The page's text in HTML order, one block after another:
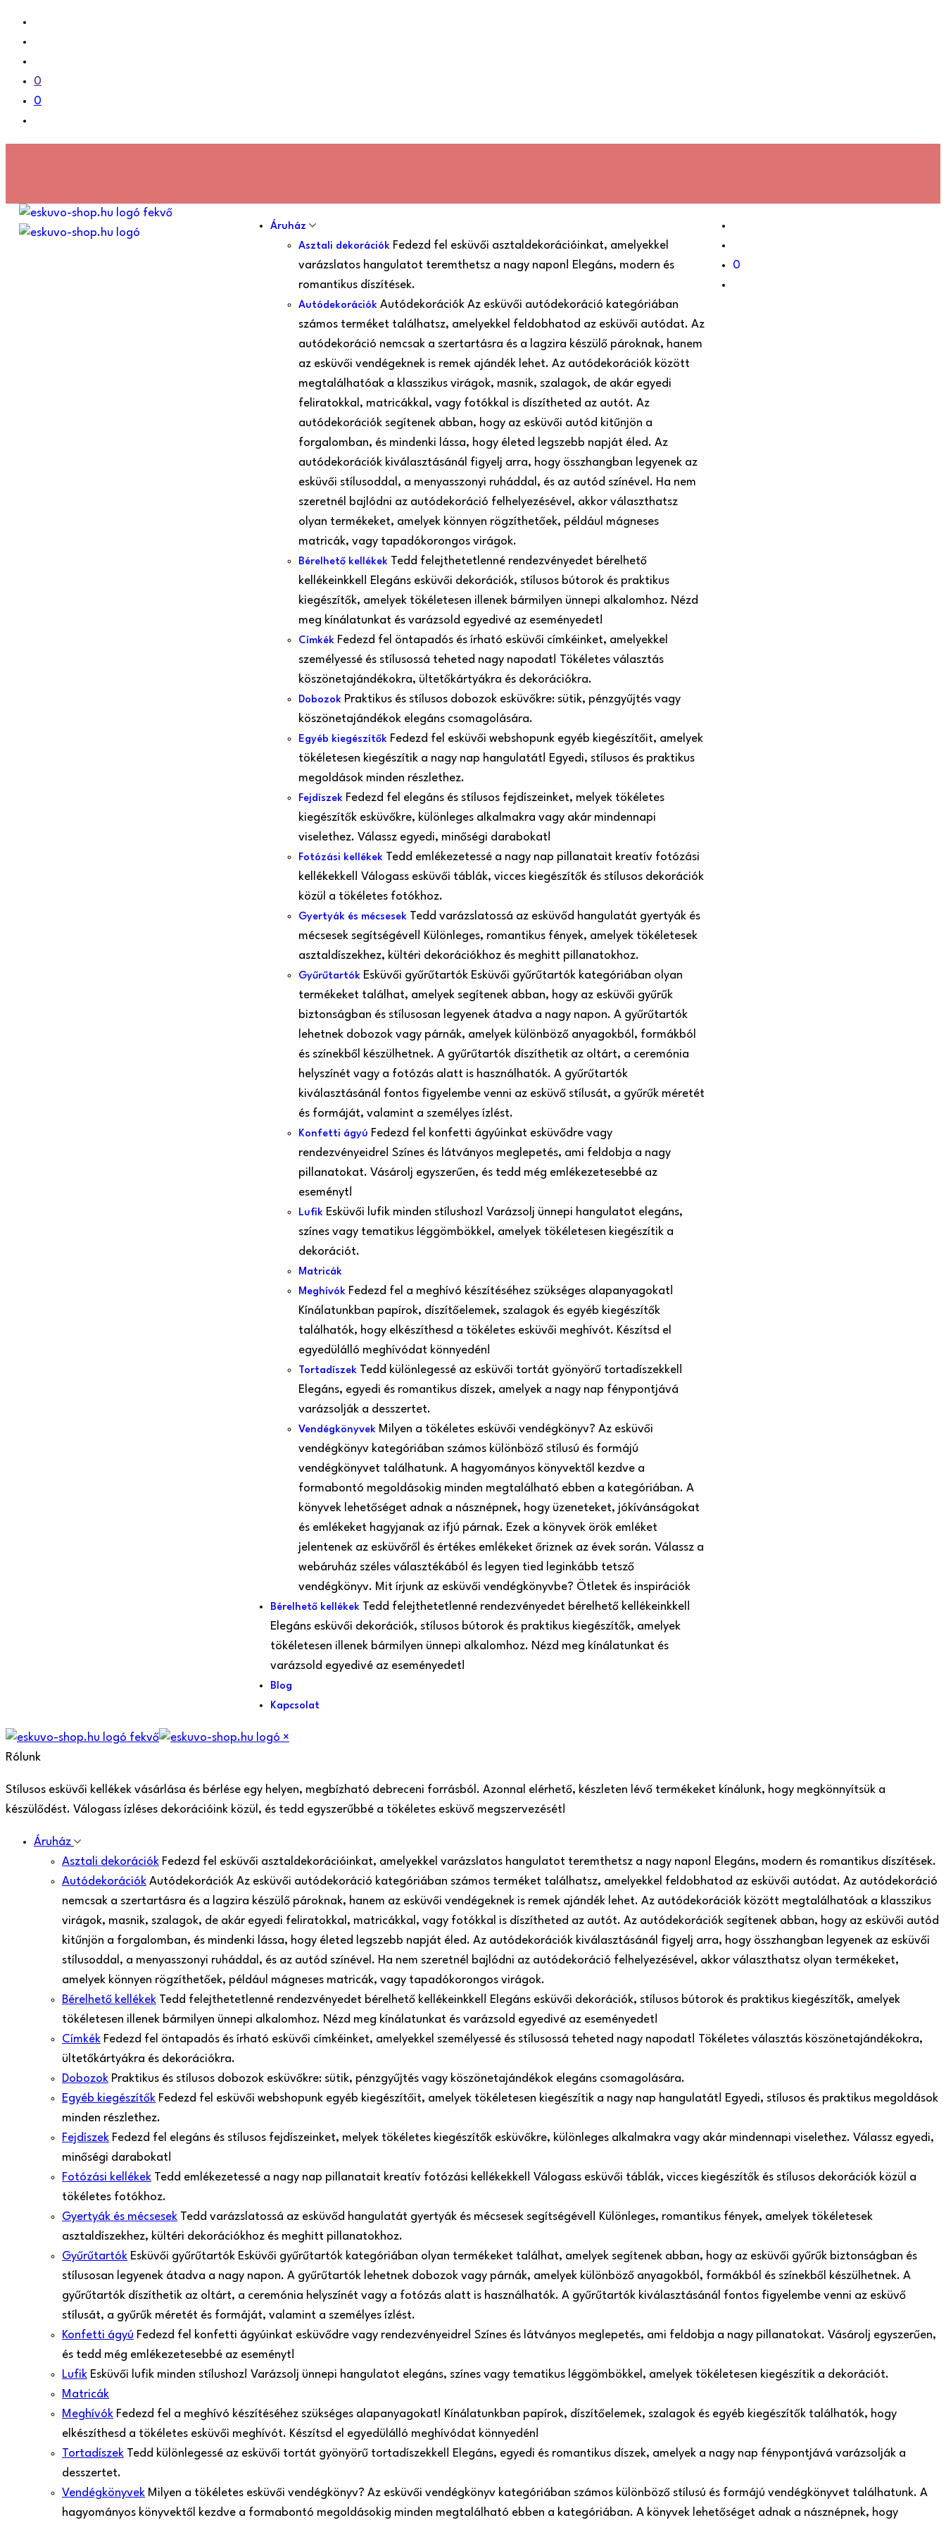
0
0
Áruház
Asztali dekorációk Fedezd fel esküvői asztaldekorációinkat, amelyekkel
varázslatos hangulatot teremthetsz a nagy napon! Elegáns, modern és
romantikus díszítések.
Autódekorációk Autódekorációk Az esküvői autódekoráció kategóriában
számos terméket találhatsz, amelyekkel feldobhatod az esküvői autódat. Az
autódekoráció nemcsak a szertartásra és a lagzira készülő pároknak, hanem
az esküvői vendégeknek is remek ajándék lehet. Az autódekorációk között
megtalálhatóak a klasszikus virágok, masnik, szalagok, de akár egyedi
feliratokkal, matricákkal, vagy fotókkal is díszítheted az autót. Az
autódekorációk segítenek abban, hogy az esküvői autód kitűnjön a
forgalomban, és mindenki lássa, hogy életed legszebb napját éled. Az
autódekorációk kiválasztásánál figyelj arra, hogy összhangban legyenek az
esküvői stílusoddal, a menyasszonyi ruháddal, és az autód színével. Ha nem
szeretnél bajlódni az autódekoráció felhelyezésével, akkor választhatsz
olyan termékeket, amelyek könnyen rögzíthetőek, például mágneses
matricák, vagy tapadókorongos virágok.
Bérelhető kellékek Tedd felejthetetlenné rendezvényedet bérelhető
kellékeinkkel! Elegáns esküvői dekorációk, stílusos bútorok és praktikus
kiegészítők, amelyek tökéletesen illenek bármilyen ünnepi alkalomhoz. Nézd
meg kínálatunkat és varázsold egyedivé az eseményedet!
Címkék Fedezd fel öntapadós és írható esküvői címkéinket, amelyekkel
személyessé és stílusossá teheted nagy napodat! Tökéletes választás
köszönetajándékokra, ültetőkártyákra és dekorációkra.
Dobozok Praktikus és stílusos dobozok esküvőkre: sütik, pénzgyűjtés vagy
köszönetajándékok elegáns csomagolására.
Egyéb kiegészítők Fedezd fel esküvői webshopunk egyéb kiegészítőit, amelyek
tökéletesen kiegészítik a nagy nap hangulatát! Egyedi, stílusos és praktikus
megoldások minden részlethez.
Fejdíszek Fedezd fel elegáns és stílusos fejdíszeinket, melyek tökéletes
kiegészítők esküvőkre, különleges alkalmakra vagy akár mindennapi
viselethez. Válassz egyedi, minőségi darabokat!
Fotózási kellékek Tedd emlékezetessé a nagy nap pillanatait kreatív fotózási
kellékekkel! Válogass esküvői táblák, vicces kiegészítők és stílusos dekorációk
közül a tökéletes fotókhoz.
Gyertyák és mécsesek Tedd varázslatossá az esküvőd hangulatát gyertyák és
mécsesek segítségével! Különleges, romantikus fények, amelyek tökéletesek
asztaldíszekhez, kültéri dekorációkhoz és meghitt pillanatokhoz.
Gyűrűtartók Esküvői gyűrűtartók Esküvői gyűrűtartók kategóriában olyan
termékeket találhat, amelyek segítenek abban, hogy az esküvői gyűrűk
biztonságban és stílusosan legyenek átadva a nagy napon. A gyűrűtartók
lehetnek dobozok vagy párnák, amelyek különböző anyagokból, formákból
és színekből készülhetnek. A gyűrűtartók díszíthetik az oltárt, a ceremónia
helyszínét vagy a fotózás alatt is használhatók. A gyűrűtartók
kiválasztásánál fontos figyelembe venni az esküvő stílusát, a gyűrűk méretét
és formáját, valamint a személyes ízlést.
Konfetti ágyú Fedezd fel konfetti ágyúinkat esküvődre vagy
rendezvényeidre! Színes és látványos meglepetés, ami feldobja a nagy
pillanatokat. Vásárolj egyszerűen, és tedd még emlékezetesebbé az
eseményt!
Lufik Esküvői lufik minden stílushoz! Varázsolj ünnepi hangulatot elegáns,
színes vagy tematikus léggömbökkel, amelyek tökéletesen kiegészítik a
dekorációt.
Matricák
Meghívók Fedezd fel a meghívó készítéséhez szükséges alapanyagokat!
Kínálatunkban papírok, díszítőelemek, szalagok és egyéb kiegészítők
találhatók, hogy elkészíthesd a tökéletes esküvői meghívót. Készítsd el
egyedülálló meghívódat könnyedén!
Tortadíszek Tedd különlegessé az esküvői tortát gyönyörű tortadíszekkel!
Elegáns, egyedi és romantikus díszek, amelyek a nagy nap fénypontjává
varázsolják a desszertet.
Vendégkönyvek Milyen a tökéletes esküvői vendégkönyv? Az esküvői
vendégkönyv kategóriában számos különböző stílusú és formájú
vendégkönyvet találhatunk. A hagyományos könyvektől kezdve a
formabontó megoldásokig minden megtalálható ebben a kategóriában. A
könyvek lehetőséget adnak a násznépnek, hogy üzeneteket, jókívánságokat
és emlékeket hagyjanak az ifjú párnak. Ezek a könyvek örök emléket
jelentenek az esküvőről és értékes emlékeket őriznek az évek során. Válassz a
webáruház széles választékából és legyen tied leginkább tetsző
vendégkönyv. Mit írjunk az esküvői vendégkönyvbe? Ötletek és inspirációk
Bérelhető kellékek Tedd felejthetetlenné rendezvényedet bérelhető kellékeinkkel!
Elegáns esküvői dekorációk, stílusos bútorok és praktikus kiegészítők, amelyek
tökéletesen illenek bármilyen ünnepi alkalomhoz. Nézd meg kínálatunkat és
varázsold egyedivé az eseményedet!
Blog
Kapcsolat
0
×
Rólunk
Stílusos esküvői kellékek vásárlása és bérlése egy helyen, megbízható debreceni forrásból. Azonnal elérhető, készleten lévő termékeket kínálunk, hogy megkönnyítsük a
készülődést. Válogass ízléses dekorációink közül, és tedd egyszerűbbé a tökéletes esküvő megszervezését!
Áruház
Asztali dekorációk Fedezd fel esküvői asztaldekorációinkat, amelyekkel varázslatos hangulatot teremthetsz a nagy napon! Elegáns, modern és romantikus díszítések.
Autódekorációk Autódekorációk Az esküvői autódekoráció kategóriában számos terméket találhatsz, amelyekkel feldobhatod az esküvői autódat. Az autódekoráció
nemcsak a szertartásra és a lagzira készülő pároknak, hanem az esküvői vendégeknek is remek ajándék lehet. Az autódekorációk között megtalálhatóak a klasszikus
virágok, masnik, szalagok, de akár egyedi feliratokkal, matricákkal, vagy fotókkal is díszítheted az autót. Az autódekorációk segítenek abban, hogy az esküvői autód
kitűnjön a forgalomban, és mindenki lássa, hogy életed legszebb napját éled. Az autódekorációk kiválasztásánál figyelj arra, hogy összhangban legyenek az esküvői
stílusoddal, a menyasszonyi ruháddal, és az autód színével. Ha nem szeretnél bajlódni az autódekoráció felhelyezésével, akkor választhatsz olyan termékeket,
amelyek könnyen rögzíthetőek, például mágneses matricák, vagy tapadókorongos virágok.
Bérelhető kellékek Tedd felejthetetlenné rendezvényedet bérelhető kellékeinkkel! Elegáns esküvői dekorációk, stílusos bútorok és praktikus kiegészítők, amelyek
tökéletesen illenek bármilyen ünnepi alkalomhoz. Nézd meg kínálatunkat és varázsold egyedivé az eseményedet!
Címkék Fedezd fel öntapadós és írható esküvői címkéinket, amelyekkel személyessé és stílusossá teheted nagy napodat! Tökéletes választás köszönetajándékokra,
ültetőkártyákra és dekorációkra.
Dobozok Praktikus és stílusos dobozok esküvőkre: sütik, pénzgyűjtés vagy köszönetajándékok elegáns csomagolására.
Egyéb kiegészítők Fedezd fel esküvői webshopunk egyéb kiegészítőit, amelyek tökéletesen kiegészítik a nagy nap hangulatát! Egyedi, stílusos és praktikus megoldások
minden részlethez.
Fejdíszek Fedezd fel elegáns és stílusos fejdíszeinket, melyek tökéletes kiegészítők esküvőkre, különleges alkalmakra vagy akár mindennapi viselethez. Válassz egyedi,
minőségi darabokat!
Fotózási kellékek Tedd emlékezetessé a nagy nap pillanatait kreatív fotózási kellékekkel! Válogass esküvői táblák, vicces kiegészítők és stílusos dekorációk közül a
tökéletes fotókhoz.
Gyertyák és mécsesek Tedd varázslatossá az esküvőd hangulatát gyertyák és mécsesek segítségével! Különleges, romantikus fények, amelyek tökéletesek
asztaldíszekhez, kültéri dekorációkhoz és meghitt pillanatokhoz.
Gyűrűtartók Esküvői gyűrűtartók Esküvői gyűrűtartók kategóriában olyan termékeket találhat, amelyek segítenek abban, hogy az esküvői gyűrűk biztonságban és
stílusosan legyenek átadva a nagy napon. A gyűrűtartók lehetnek dobozok vagy párnák, amelyek különböző anyagokból, formákból és színekből készülhetnek. A
gyűrűtartók díszíthetik az oltárt, a ceremónia helyszínét vagy a fotózás alatt is használhatók. A gyűrűtartók kiválasztásánál fontos figyelembe venni az esküvő
stílusát, a gyűrűk méretét és formáját, valamint a személyes ízlést.
Konfetti ágyú Fedezd fel konfetti ágyúinkat esküvődre vagy rendezvényeidre! Színes és látványos meglepetés, ami feldobja a nagy pillanatokat. Vásárolj egyszerűen,
és tedd még emlékezetesebbé az eseményt!
Lufik Esküvői lufik minden stílushoz! Varázsolj ünnepi hangulatot elegáns, színes vagy tematikus léggömbökkel, amelyek tökéletesen kiegészítik a dekorációt.
Matricák
Meghívók Fedezd fel a meghívó készítéséhez szükséges alapanyagokat! Kínálatunkban papírok, díszítőelemek, szalagok és egyéb kiegészítők találhatók, hogy
elkészíthesd a tökéletes esküvői meghívót. Készítsd el egyedülálló meghívódat könnyedén!
Tortadíszek Tedd különlegessé az esküvői tortát gyönyörű tortadíszekkel! Elegáns, egyedi és romantikus díszek, amelyek a nagy nap fénypontjává varázsolják a
desszertet.
Vendégkönyvek Milyen a tökéletes esküvői vendégkönyv? Az esküvői vendégkönyv kategóriában számos különböző stílusú és formájú vendégkönyvet találhatunk. A
hagyományos könyvektől kezdve a formabontó megoldásokig minden megtalálható ebben a kategóriában. A könyvek lehetőséget adnak a násznépnek, hogy